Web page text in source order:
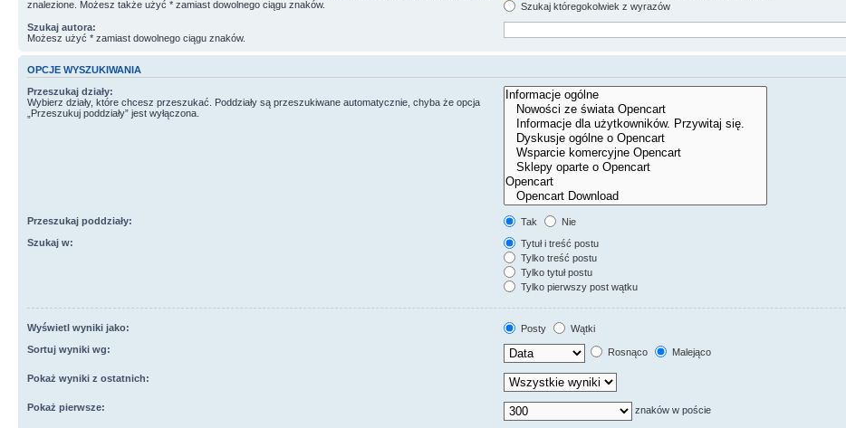
znalezione. Możesz także użyć * zamiast dowolnego ciągu znaków.
Szukaj któregokolwiek z wyrazów
Szukaj autora:
Możesz użyć * zamiast dowolnego ciągu znaków.
OPCJE WYSZUKIWANIA
Przeszukaj działy:
Wybierz działy, które chcesz przeszukać. Poddziały są przeszukiwane automatycznie, chyba że opcja
„Przeszukuj poddziały” jest wyłączona.
Przeszukaj poddziały: Tak
Nie
Szukaj w:
Tytuł i treść postu
Tylko treść postu
Tylko tytuł postu
Tylko pierwszy post wątku
Wyświetl wyniki jako: Posty
Wątki
Sortuj wyniki wg:
Rosnąco Malejąco
Pokaż wyniki z ostatnich:
Pokaż pierwsze: znaków w poście